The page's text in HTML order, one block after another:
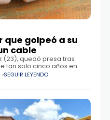
golpeó a su
cable
(23), quedó presa tras
tan solo cinco años en
de la Delegación
SEGUIR LEYENDO